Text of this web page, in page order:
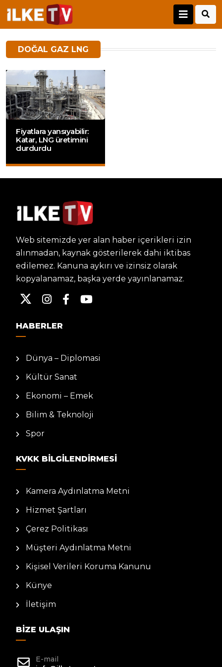
DOĞAL GAZ LNG
Fiyatlara yansıyabilir:
Katar, LNG üretimini
durdurdu
Web sitemizde yer alan haber içerikleri izin
alınmadan, kaynak gösterilerek dahi iktibas
edilemez. Kanuna aykırı ve izinsiz olarak
kopyalanamaz, başka yerde yayınlanamaz.
HABERLER
Dünya – Diplomasi
Kültür Sanat
Ekonomi – Emek
Bilim & Teknoloji
Spor
KVKK BILGILENDIRMESI
Kamera Aydınlatma Metni
Hizmet Şartları
Çerez Politikası
Müşteri Aydınlatma Metni
Kişisel Verileri Koruma Kanunu
Künye
İletişim
BIZE ULAŞIN
E-mail